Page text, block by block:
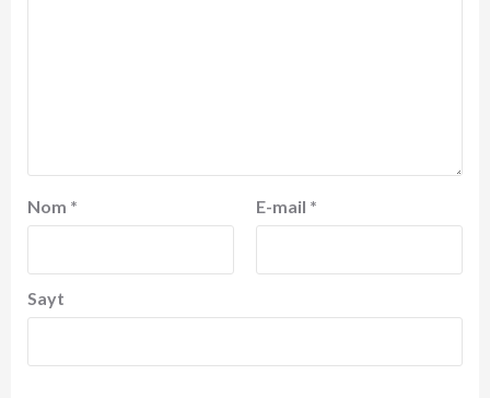
Nom * E-mail *
Sayt